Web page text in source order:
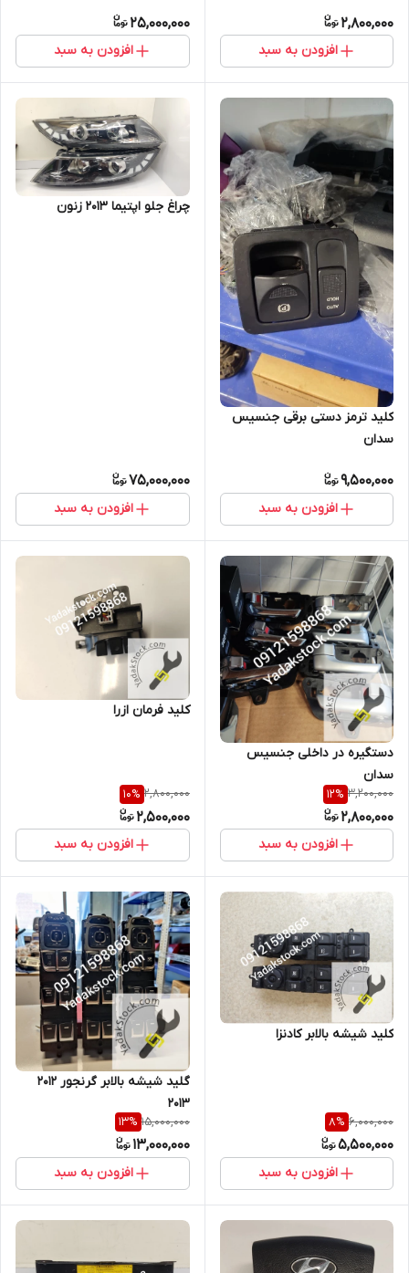
2,800,000
افزودن به سبد
25,000,000
افزودن به سبد
کلید ترمز دستی برقی جنسیس
سدان
9,500,000
افزودن به سبد
چراغ جلو اپتیما 2013 زنون
75,000,000
افزودن به سبد
دستگیره در داخلی جنسیس
سدان
3,200,000
12%
2,800,000
افزودن به سبد
کلید فرمان ازرا
2,800,000
10%
2,500,000
افزودن به سبد
کلید شیشه بالابر کادنزا
6,000,000
8%
5,500,000
افزودن به سبد
گلید شیشه بالابر گرنجور 2012
2013
15,000,000
13%
13,000,000
افزودن به سبد